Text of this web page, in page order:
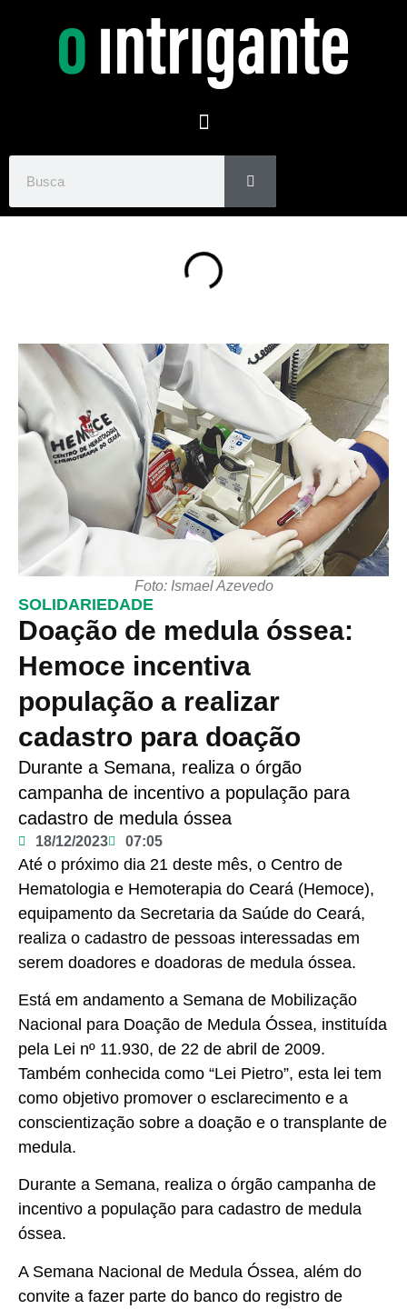
Foto: Ismael Azevedo
SOLIDARIEDADE
Doação de medula óssea:
Hemoce incentiva
população a realizar
cadastro para doação
Durante a Semana, realiza o órgão
campanha de incentivo a população para
cadastro de medula óssea
18/12/2023 07:05
Até o próximo dia 21 deste mês, o Centro de
Hematologia e Hemoterapia do Ceará (Hemoce),
equipamento da Secretaria da Saúde do Ceará,
realiza o cadastro de pessoas interessadas em
serem doadores e doadoras de medula óssea.
Está em andamento a Semana de Mobilização
Nacional para Doação de Medula Óssea, instituída
pela Lei nº 11.930, de 22 de abril de 2009.
Também conhecida como “Lei Pietro”, esta lei tem
como objetivo promover o esclarecimento e a
conscientização sobre a doação e o transplante de
medula.
Durante a Semana, realiza o órgão campanha de
incentivo a população para cadastro de medula
óssea.
A Semana Nacional de Medula Óssea, além do
convite a fazer parte do banco do registro de